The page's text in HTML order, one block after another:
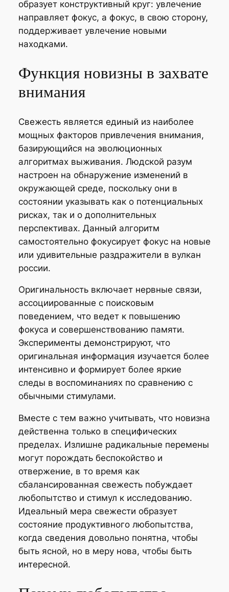
образует конструктивный круг: увлечение
направляет фокус, а фокус, в свою сторону,
поддерживает увлечение новыми
находками.
Функция новизны в захвате
внимания
Свежесть является единый из наиболее
мощных факторов привлечения внимания,
базирующийся на эволюционных
алгоритмах выживания. Людской разум
настроен на обнаружение изменений в
окружающей среде, поскольку они в
состоянии указывать как о потенциальных
рисках, так и о дополнительных
перспективах. Данный алгоритм
самостоятельно фокусирует фокус на новые
или удивительные раздражители в вулкан
россии.
Оригинальность включает нервные связи,
ассоциированные с поисковым
поведением, что ведет к повышению
фокуса и совершенствованию памяти.
Эксперименты демонстрируют, что
оригинальная информация изучается более
интенсивно и формирует более яркие
следы в воспоминаниях по сравнению с
обычными стимулами.
Вместе с тем важно учитывать, что новизна
действенна только в специфических
пределах. Излишне радикальные перемены
могут порождать беспокойство и
отвержение, в то время как
сбалансированная свежесть побуждает
любопытство и стимул к исследованию.
Идеальный мера свежести образует
состояние продуктивного любопытства,
когда сведения довольно понятна, чтобы
быть ясной, но в меру нова, чтобы быть
интересной.